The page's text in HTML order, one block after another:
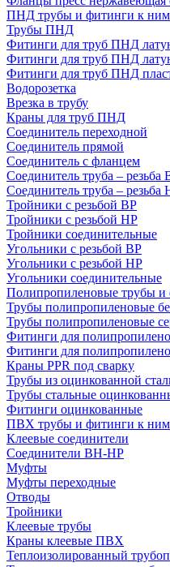
ПНД трубы и фитинги к ним
Трубы ПНД
Фитинги для труб ПНД
Фитинги для труб ПНД
Фитинги для труб ПНД
Водорозетка
Врезка в трубу
Краны для труб ПНД
Соединитель переходной
Соединитель прямой
Соединитель с фланцем
Соединитель труба – резьба
Соединитель труба – резьба
Тройники с резьбой ВР
Тройники с резьбой НР
Тройники соединительные
Угольники с резьбой ВР
Угольники с резьбой НР
Угольники соединительные
Полипропиленовые трубы и
Трубы полипропиленовые
Трубы полипропиленовые
Фитинги для
Фитинги для
Краны PPR под сварку
Трубы из оцинкованной
Трубы стальные
Фитинги оцинкованные
ПВХ трубы и фитинги к ним
Клеевые соединители
Соединители ВН-НР
Муфты
Муфты переходные
Отводы
Тройники
Клеевые трубы
Краны клеевые ПВХ
Теплоизолированный